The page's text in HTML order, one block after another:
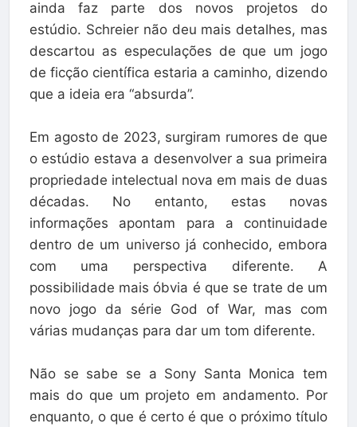
ainda faz parte dos novos projetos do
estúdio. Schreier não deu mais detalhes, mas
descartou as especulações de que um jogo
de ficção científica estaria a caminho, dizendo
que a ideia era “absurda”.
Em agosto de 2023, surgiram rumores de que
o estúdio estava a desenvolver a sua primeira
propriedade intelectual nova em mais de duas
décadas. No entanto, estas novas
informações apontam para a continuidade
dentro de um universo já conhecido, embora
com uma perspectiva diferente. A
possibilidade mais óbvia é que se trate de um
novo jogo da série God of War, mas com
várias mudanças para dar um tom diferente.
Não se sabe se a Sony Santa Monica tem
mais do que um projeto em andamento. Por
enquanto, o que é certo é que o próximo título